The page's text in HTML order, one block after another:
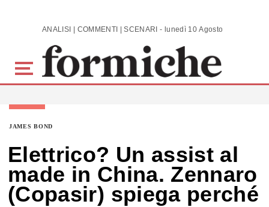
Skip to main content ANALISI | COMMENTI | SCENARI - lunedì 10 Agosto 2026
JAMES BOND
Elettrico? Un assist al
made in China. Zennaro
(Copasir) spiega perché